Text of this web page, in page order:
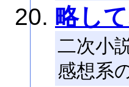
略し
二次小
感想系